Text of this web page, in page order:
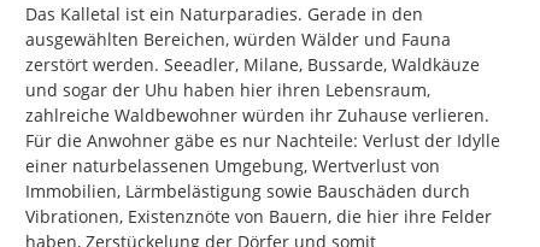
Das Kalletal ist ein Naturparadies. Gerade in den
ausgewählten Bereichen, würden Wälder und Fauna
zerstört werden. Seeadler, Milane, Bussarde, Waldkäuze
und sogar der Uhu haben hier ihren Lebensraum,
zahlreiche Waldbewohner würden ihr Zuhause verlieren.
Für die Anwohner gäbe es nur Nachteile: Verlust der Idylle
einer naturbelassenen Umgebung, Wertverlust von
Immobilien, Lärmbelästigung sowie Bauschäden durch
Vibrationen, Existenznöte von Bauern, die hier ihre Felder
haben, Zerstückelung der Dörfer und somit